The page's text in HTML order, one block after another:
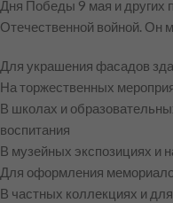
Дня Победы 9 мая и других
Отечественной войной. Он
Для украшения фасадов
На торжественных
В школах и
воспитания
В музейных экспозициях и
Для оформления
В частных коллекциях и